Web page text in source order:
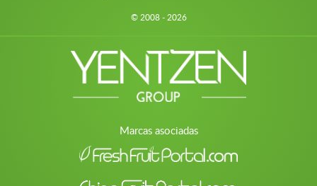
© 2008 - 2026
Marcas asociadas